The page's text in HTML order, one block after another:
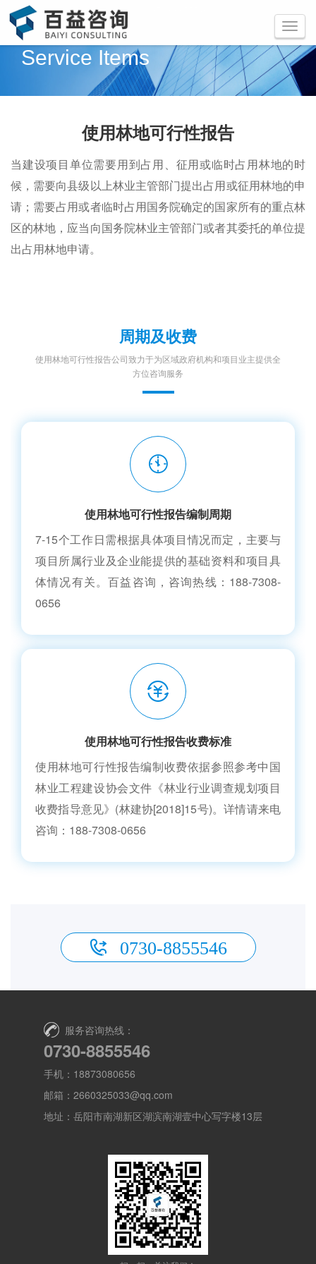
咨询热线：
Service Items
使用林地可行性报告
当建设项目单位需要用到占用、征用或临时占用林地的时
候，需要向县级以上林业主管部门提出占用或征用林地的申
请；需要占用或者临时占用国务院确定的国家所有的重点林
区的林地，应当向国务院林业主管部门或者其委托的单位提
出占用林地申请。
周期及收费
使用林地可行性报告公司致力于为区域政府机构和项目业主提供全
方位咨询服务
使用林地可行性报告编制周期
7-15个工作日需根据具体项目情况而定，主要与
项目所属行业及企业能提供的基础资料和项目具
体情况有关。百益咨询，咨询热线：188-7308-
0656
使用林地可行性报告收费标准
使用林地可行性报告编制收费依据参照参考中国
林业工程建设协会文件《林业行业调查规划项目
收费指导意见》(林建协[2018]15号)。详情请来电
咨询：188-7308-0656
0730-8855546
服务咨询热线：
0730-8855546
手机：18873080656
邮箱：2660325033@qq.com
地址：岳阳市南湖新区湖滨南湖壹中心写字楼13层
Toggle